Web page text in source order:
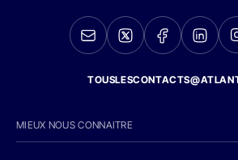
MIEUX NOUS CONNAITRE